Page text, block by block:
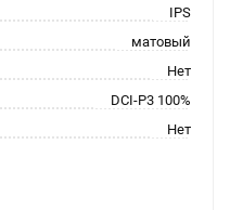
IPS
матовый
Нет
DCI-P3 100%
Нет